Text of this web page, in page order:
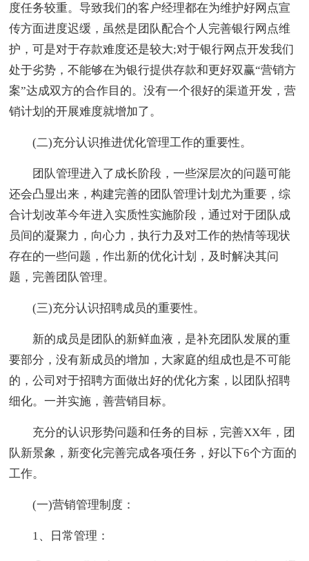
度任务较重。导致我们的客户经理都在为维护好网点宣
传方面进度迟缓，虽然是团队配合个人完善银行网点维
护，可是对于存款难度还是较大;对于银行网点开发我们
处于劣势，不能够在为银行提供存款和更好双赢“营销方
案”达成双方的合作目的。没有一个很好的渠道开发，营
销计划的开展难度就增加了。
(二)充分认识推进优化管理工作的重要性。
团队管理进入了成长阶段，一些深层次的问题可能
还会凸显出来，构建完善的团队管理计划尤为重要，综
合计划改革今年进入实质性实施阶段，通过对于团队成
员间的凝聚力，向心力，执行力及对工作的热情等现状
存在的一些问题，作出新的优化计划，及时解决其问
题，完善团队管理。
(三)充分认识招聘成员的重要性。
新的成员是团队的新鲜血液，是补充团队发展的重
要部分，没有新成员的增加，大家庭的组成也是不可能
的，公司对于招聘方面做出好的优化方案，以团队招聘
细化。一并实施，善营销目标。
充分的认识形势问题和任务的目标，完善XX年，团
队新景象，新变化完善完成各项任务，好以下6个方面的
工作。
(一)营销管理制度：
1、日常管理：